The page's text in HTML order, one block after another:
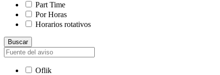
Part Time
Por Horas
Horarios rotativos
Buscar
Oflik